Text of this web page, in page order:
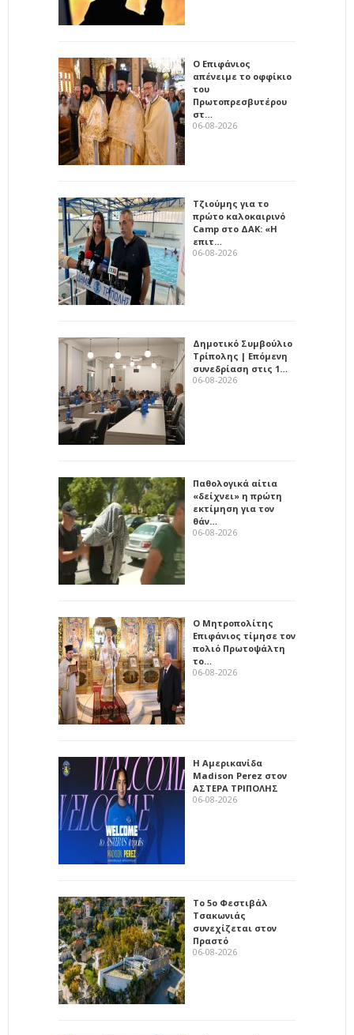
Ο Επιφάνιος
απένειμε το οφφίκιο
του
Πρωτοπρεσβυτέρου
στ…
06-08-2026
Τζιούμης για το
πρώτο καλοκαιρινό
Camp στο ΔΑΚ: «Η
επιτ…
06-08-2026
Δημοτικό Συμβούλιο
Τρίπολης | Επόμενη
συνεδρίαση στις 1…
06-08-2026
Παθολογικά αίτια
«δείχνει» η πρώτη
εκτίμηση για τον
θάν…
06-08-2026
Ο Μητροπολίτης
Επιφάνιος τίμησε τον
πολιό Πρωτοψάλτη
το…
06-08-2026
Η Αμερικανίδα
Madison Perez στον
ΑΣΤΕΡΑ ΤΡΙΠΟΛΗΣ
06-08-2026
Το 5ο Φεστιβάλ
Τσακωνιάς
συνεχίζεται στον
Πραστό
06-08-2026